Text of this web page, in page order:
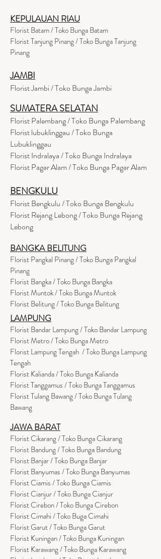
KEPULAUAN RIAU
Florist Batam / Toko Bunga Batam
Florist Tanjung Pinang / Toko Bunga Tanjung
Pinang
JAMBI
Florist Jambi / Toko Bunga Jambi
SUMATERA SELATAN
Florist Palembang / Toko Bunga Palembang
Florist lubuklinggau / Toko Bunga
Lubuklinggau
Florist Indralaya / Toko Bunga Indralaya
Florist Pagar Alam / Toko Bunga Pagar Alam
BENGKULU
Florist Bengkulu / Toko Bunga Bengkulu
Florist Rejang Lebong / Toko Bunga Rejang
Lebong
BANGKA BELITUNG
Florist Pangkal Pinang / Toko Bunga Pangkal
Pinang
Florist Bangka / Toko Bunga Bangka
Florist Muntok / Toko Bunga Muntok
Florist Belitung / Toko Bunga Belitung
LAMPUNG
Florist Bandar Lampung / Toko Bandar Lampung
Florist Metro / Toko Bunga Metro
Florist Lampung Tengah / Toko Bunga Lampung
Tengah
Florist Kalianda / Toko Bunga Kalianda
Florist Tanggamus / Toko Bunga Tanggamus
Florist Tulang Bawang / Toko Bunga Tulang
Bawang
JAWA BARAT
Florist Cikarang/ Toko Bunga Cikarang
Florist Bandung / Toko Bunga Bandung
Florist Banjar / Toko Bunga Banjar
Florist Banyumas / Toko Bunga Banyumas
Florist Ciamis / Toko Bunga Ciamis
Florist Cianjur / Toko Bunga Cianjur
Florist Cirebon / Toko Bunga Cirebon
Florist Cimahi / Toko Buga Cimahi
Florist Garut / Toko Bunga Garut
Florist Kuningan / Toko Bunga Kuningan
Florist Karawang / Toko Bunga Karawang